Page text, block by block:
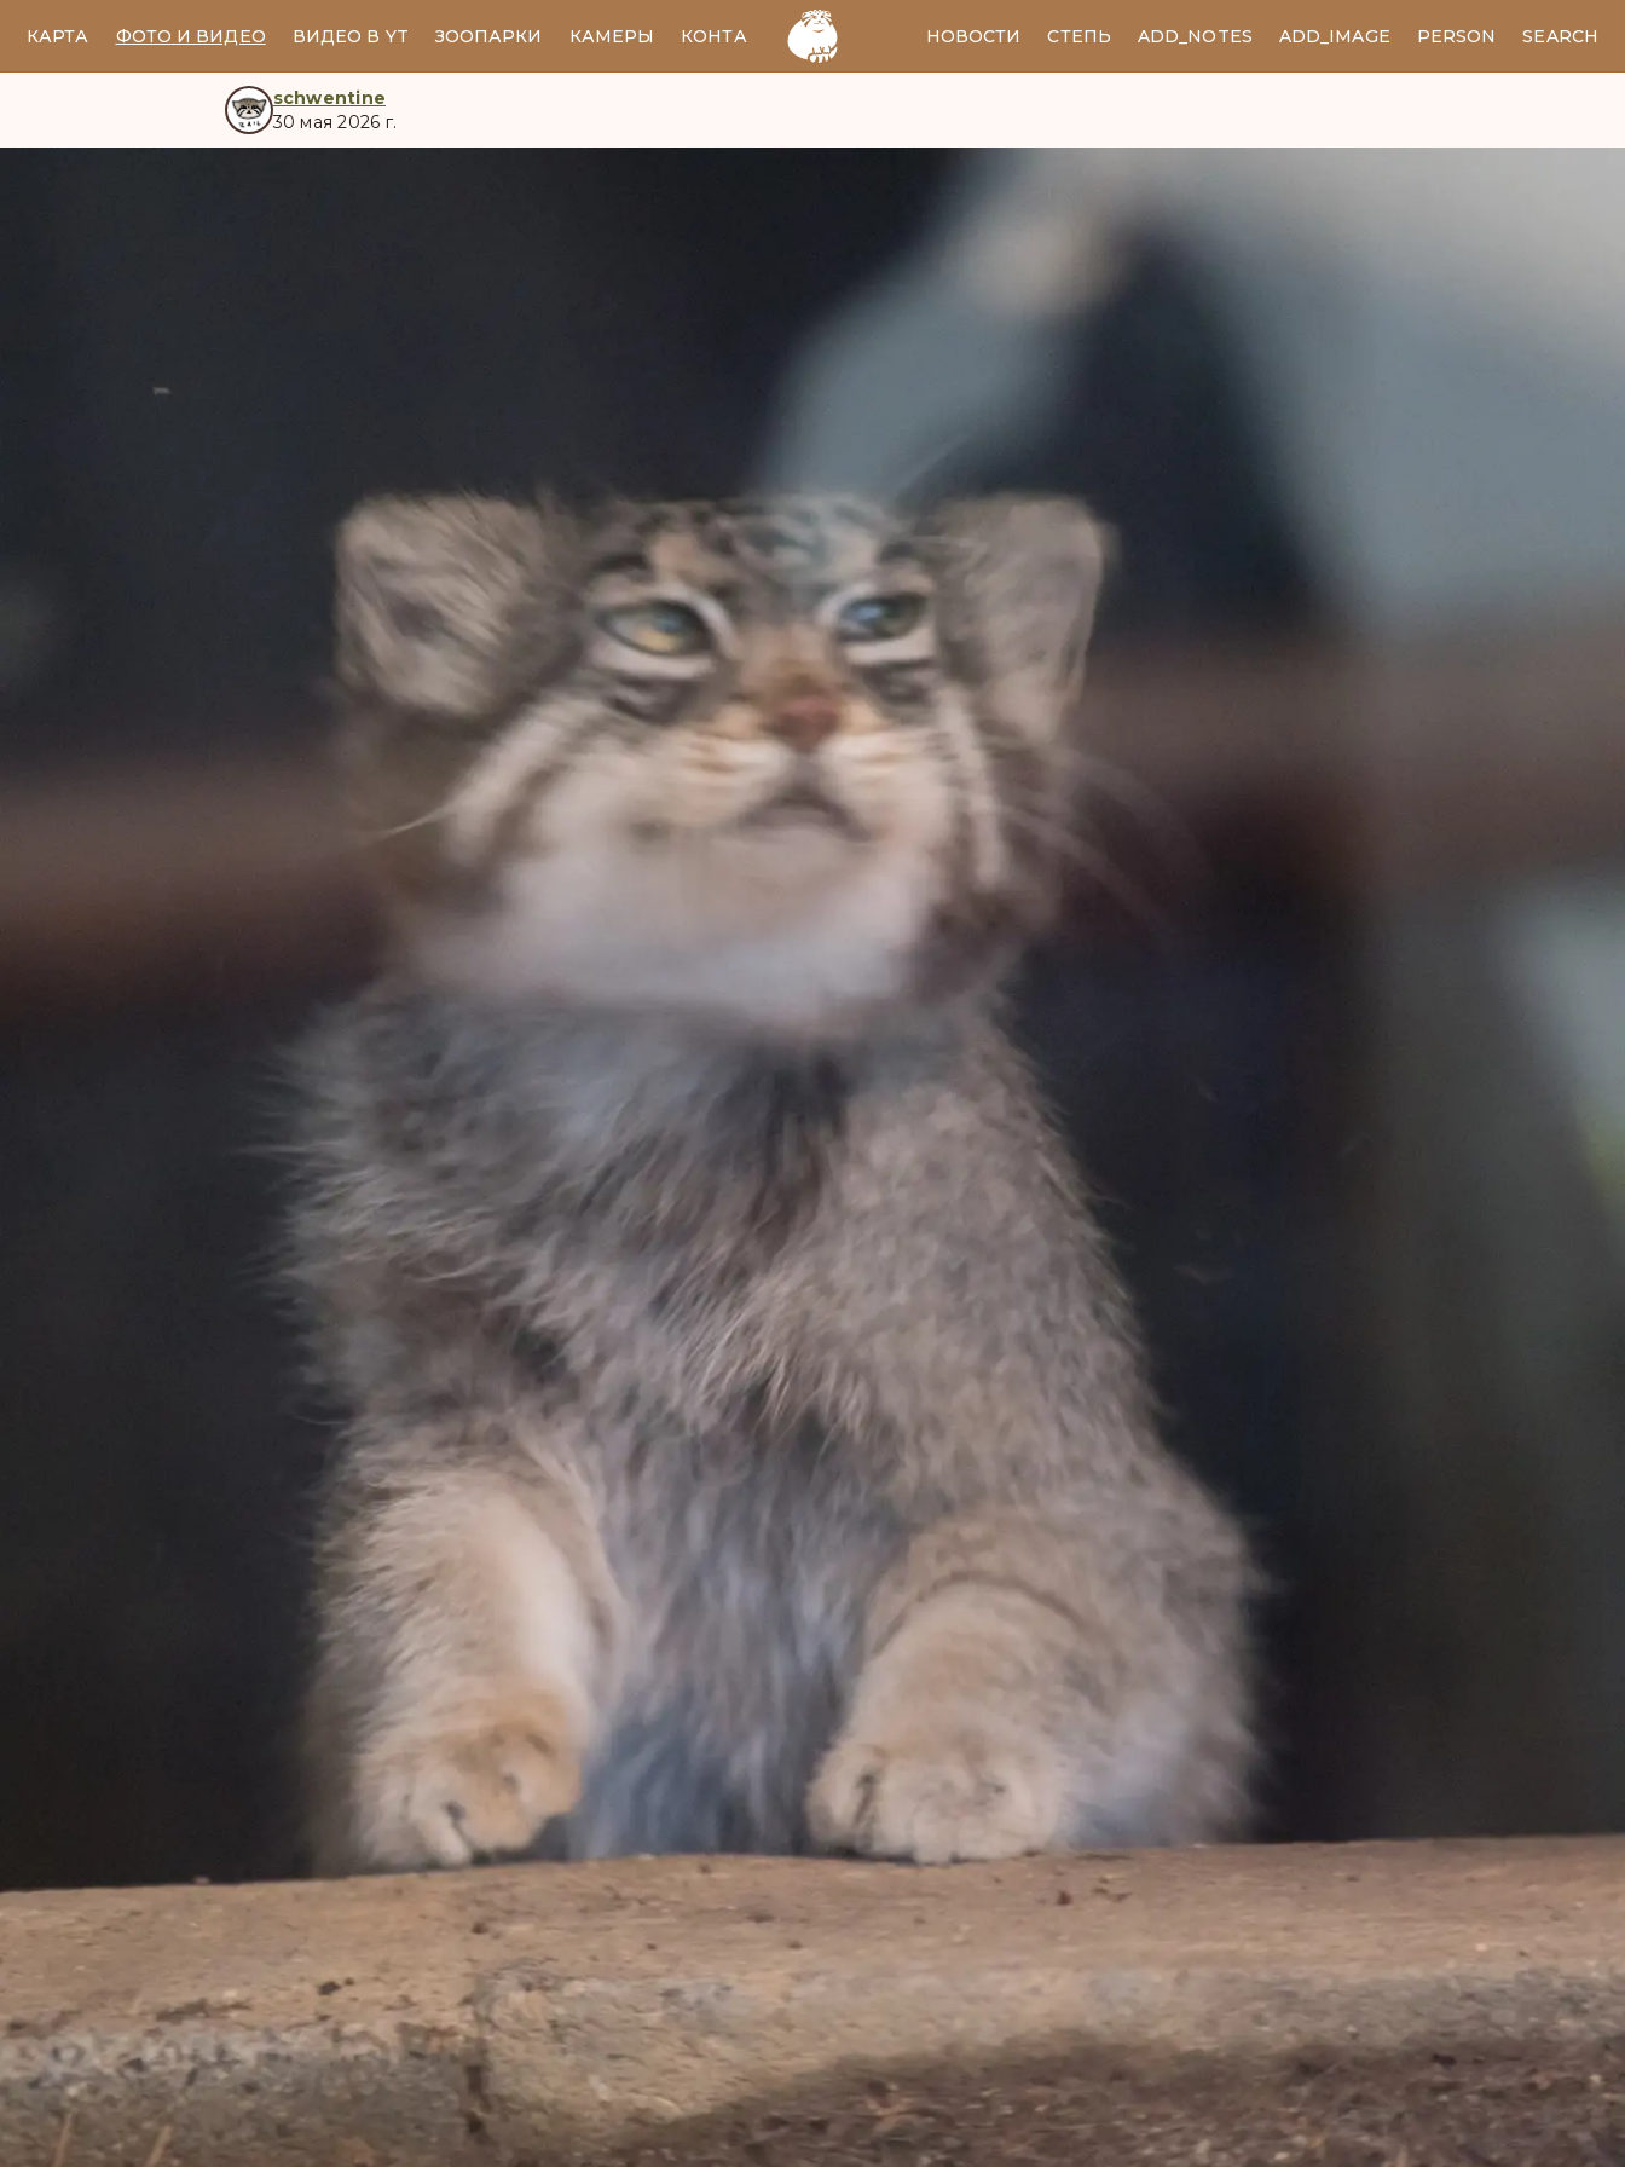
КАРТА ФОТО И ВИДЕО ВИДЕО В YT ЗООПАРКИ КАМЕРЫ КОНТАКТЫ EN НОВОСТИ СТЕПЬ ADD_NOTES ADD_IMAGE PERSON SEARCH
schwentine
30 мая 2026 г.